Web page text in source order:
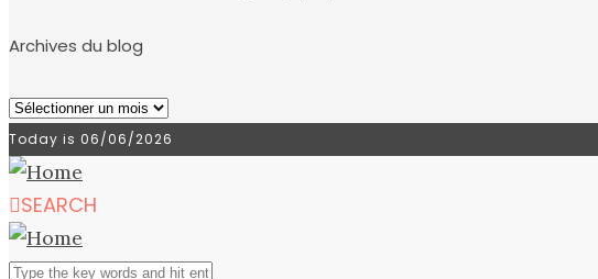
Archives du blog
Archives
du
blog
Today is 06/06/2026
SEARCH